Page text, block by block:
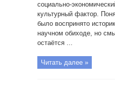
социально-
культурный фактор.
было воспринято
научном обиходе, но
остаётся ...
Читать далее »